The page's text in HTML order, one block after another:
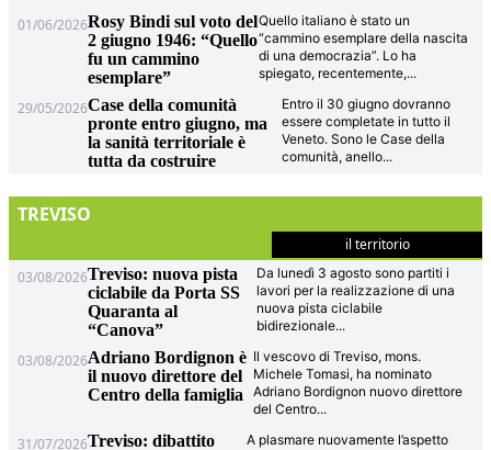
01/06/2026Rosy Bindi sul voto del
2 giugno 1946: “Quello
fu un cammino
esemplare”
Quello italiano è stato un
“cammino esemplare della nascita
di una democrazia”. Lo ha
spiegato, recentemente,...
29/05/2026Case della comunità
pronte entro giugno, ma
la sanità territoriale è
tutta da costruire
Entro il 30 giugno dovranno
essere completate in tutto il
Veneto. Sono le Case della
comunità, anello...
TREVISO
il territorio
03/08/2026Treviso: nuova pista
ciclabile da Porta SS
Quaranta al
“Canova”
Da lunedì 3 agosto sono partiti i
lavori per la realizzazione di una
nuova pista ciclabile
bidirezionale...
03/08/2026Adriano Bordignon è
il nuovo direttore del
Centro della famiglia
Il vescovo di Treviso, mons.
Michele Tomasi, ha nominato
Adriano Bordignon nuovo direttore
del Centro...
31/07/2026Treviso: dibattito
A plasmare nuovamente l’aspetto